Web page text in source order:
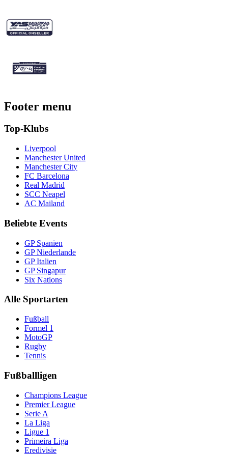
Footer menu
Top-Klubs
Liverpool
Manchester United
Manchester City
FC Barcelona
Real Madrid
SCC Neapel
AC Mailand
Beliebte Events
GP Spanien
GP Niederlande
GP Italien
GP Singapur
Six Nations
Alle Sportarten
Fußball
Formel 1
MotoGP
Rugby
Tennis
Fußballligen
Champions League
Premier League
Serie A
La Liga
Ligue 1
Primeira Liga
Eredivisie